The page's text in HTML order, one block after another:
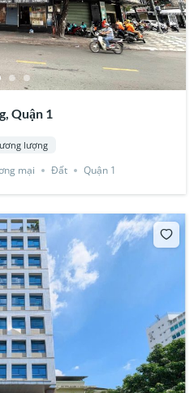
Quận 1
lượng
mại Đất Quận 1